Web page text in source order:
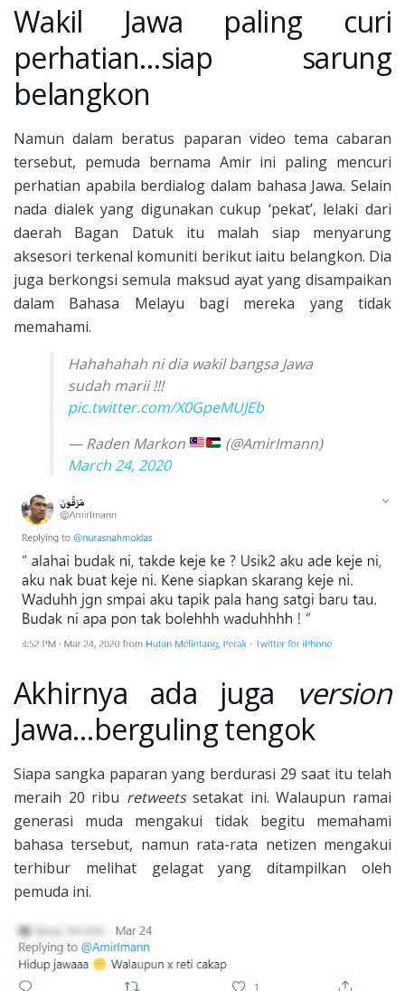
Wakil Jawa paling curi
perhatian…siap sarung
belangkon
Namun dalam beratus paparan video tema cabaran
tersebut, pemuda bernama Amir ini paling mencuri
perhatian apabila berdialog dalam bahasa Jawa. Selain
nada dialek yang digunakan cukup ‘pekat’, lelaki dari
daerah Bagan Datuk itu malah siap menyarung
aksesori terkenal komuniti berikut iaitu belangkon. Dia
juga berkongsi semula maksud ayat yang disampaikan
dalam Bahasa Melayu bagi mereka yang tidak
memahami.
Hahahahah ni dia wakil bangsa Jawa
sudah marii !!!
pic.twitter.com/X0GpeMUJEb
— Raden Markon
(@AmirImann)
March 24, 2020
Akhirnya ada juga version
Jawa…berguling tengok
Siapa sangka paparan yang berdurasi 29 saat itu telah
meraih 20 ribu retweetssetakat ini. Walaupun ramai
generasi muda mengakui tidak begitu memahami
bahasa tersebut, namun rata-rata netizen mengakui
terhibur melihat gelagat yang ditampilkan oleh
pemuda ini.